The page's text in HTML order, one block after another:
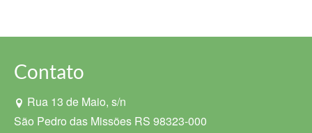
Contato
Rua 13 de Maio, s/n
São Pedro das Missões RS 98323-000